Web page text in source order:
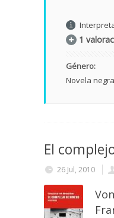
1
Género:
Novela negra
El
26 Jul, 2010